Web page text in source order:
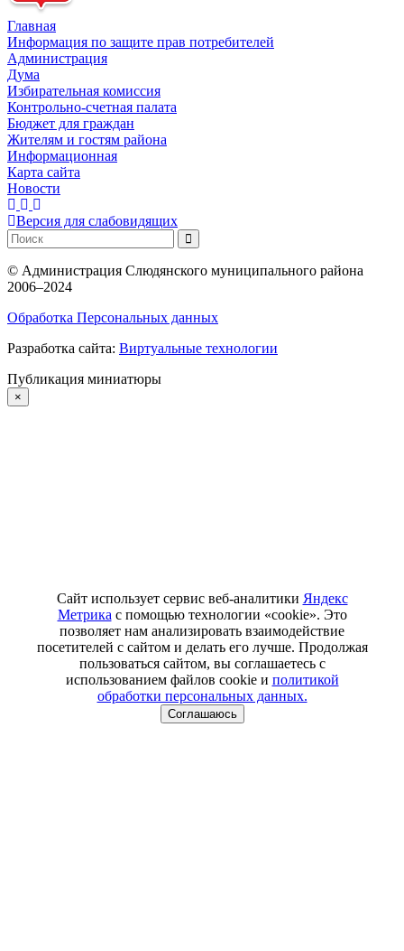
Главная
Информация по защите прав потребителей
Администрация
Дума
Избирательная комиссия
Контрольно-счетная палата
Бюджет для граждан
Жителям и гостям района
Информационная
Карта сайта
Новости
Версия для слабовидящих
© Администрация Слюдянского муниципального района
2006–2024
Обработка Персональных данных
Разработка сайта: Виртуальные технологии
Публикация миниатюры
×
Сайт использует сервис веб-аналитики Яндекс
Метрика с помощью технологии «cookie». Это
позволяет нам анализировать взаимодействие
посетителей с сайтом и делать его лучше. Продолжая
пользоваться сайтом, вы соглашаетесь с
использованием файлов cookie и политикой
обработки персональных данных.
Соглашаюсь